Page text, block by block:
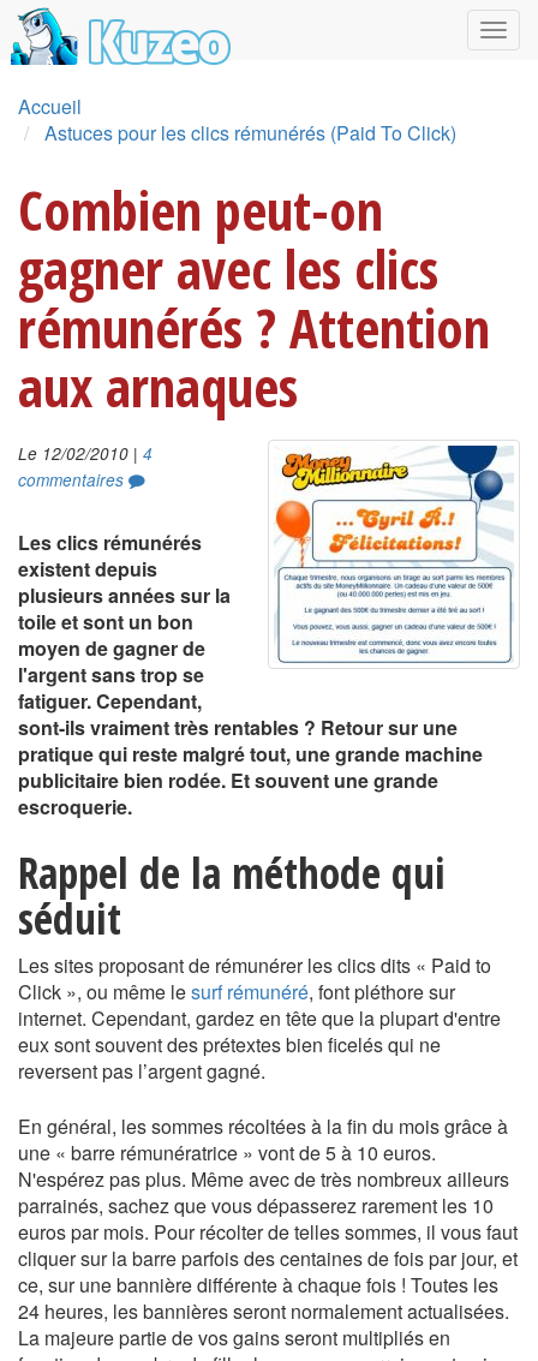
Accueil
Astuces pour les clics rémunérés (Paid To Click)
Combien peut-on
gagner avec les clics
rémunérés ? Attention
aux arnaques
Le 12/02/2010 | 4
commentaires
Les clics rémunérés
existent depuis
plusieurs années sur la
toile et sont un bon
moyen de gagner de
l'argent sans trop se
fatiguer. Cependant,
sont-ils vraiment très rentables ? Retour sur une
pratique qui reste malgré tout, une grande machine
publicitaire bien rodée. Et souvent une grande
escroquerie.
Rappel de la méthode qui
séduit
Les sites proposant de rémunérer les clics dits « Paid to
Click », ou même lesurf rémunéré, font pléthore sur
internet. Cependant, gardez en tête que la plupart d'entre
eux sont souvent des prétextes bien ficelés qui ne
reversent pas l’argent gagné.
En général, les sommes récoltées à la fin du mois grâce à
une « barre rémunératrice » vont de 5 à 10 euros.
N'espérez pas plus. Même avec de très nombreux ailleurs
parrainés, sachez que vous dépasserez rarement les 10
euros par mois. Pour récolter de telles sommes, il vous faut
cliquer sur la barre parfois des centaines de fois par jour, et
ce, sur une bannière différente à chaque fois ! Toutes les
24 heures, les bannières seront normalement actualisées.
La majeure partie de vos gains seront multipliés en